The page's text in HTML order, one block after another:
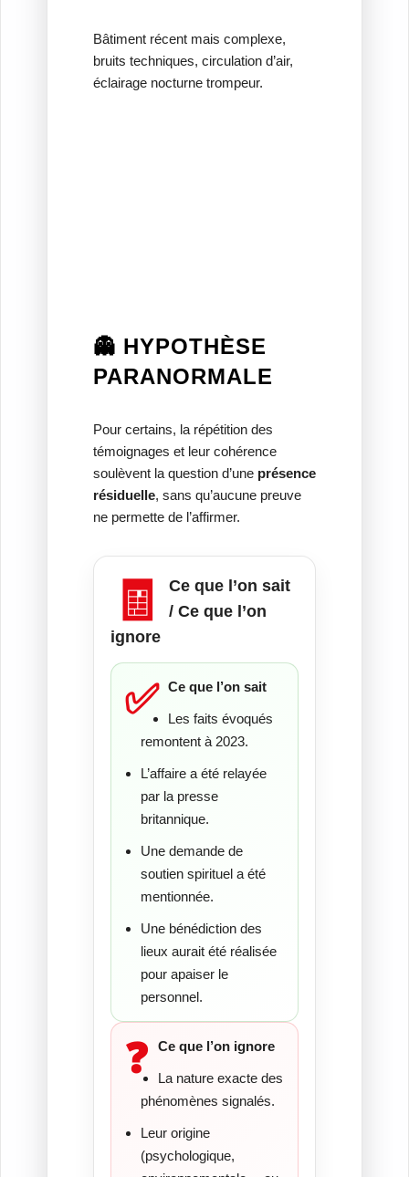
Bâtiment récent mais complexe,
bruits techniques, circulation d’air,
éclairage nocturne trompeur.
👻 HYPOTHÈSE
PARANORMALE
Pour certains, la répétition des
témoignages et leur cohérence
soulèvent la question d’une présence
résiduelle, sans qu’aucune preuve
ne permette de l’affirmer.
🧾
Ce que l’on sait
/ Ce que l’on
ignore
✅ Ce que l’on sait
Les faits évoqués
remontent à 2023.
L’affaire a été relayée
par la presse
britannique.
Une demande de
soutien spirituel a été
mentionnée.
Une bénédiction des
lieux aurait été réalisée
pour apaiser le
personnel.
❓ Ce que l’on ignore
La nature exacte des
phénomènes signalés.
Leur origine
(psychologique,